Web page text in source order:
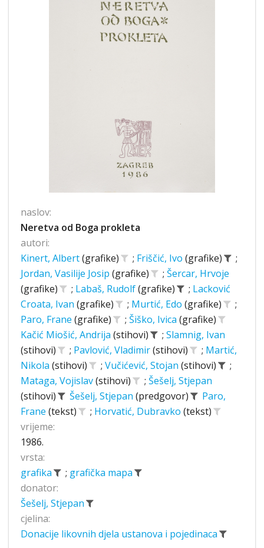
naslov:
Neretva od Boga prokleta
autori:
Kinert, Albert(grafike) ; Friščić, Ivo (grafike)
;
Jordan, Vasilije Josip (grafike) ; Šercar, Hrvoje
(grafike)
; Labaš, Rudolf(grafike) ; Lacković
Croata, Ivan (grafike) ; Murtić, Edo (grafike)
;
Paro, Frane (grafike) ; Šiško, Ivica (grafike)
Kačić Miošić, Andrija (stihovi) ; Slamnig, Ivan
(stihovi)
; Pavlović, Vladimir(stihovi) ; Martić,
Nikola (stihovi) ; Vučićević, Stojan (stihovi)
;
Mataga, Vojislav(stihovi) ; Šešelj, Stjepan
(stihovi)
Šešelj, Stjepan (predgovor)
Paro,
Frane (tekst) ; Horvatić, Dubravko (tekst)
vrijeme:
1986.
vrsta:
grafika
; grafička mapa
donator:
Šešelj, Stjepan
cjelina:
Donacije likovnih djela ustanova i pojedinaca